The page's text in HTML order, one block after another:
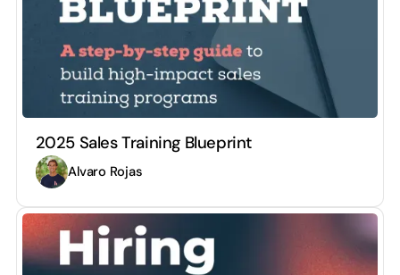
2025 Sales Training Blueprint
Alvaro Rojas